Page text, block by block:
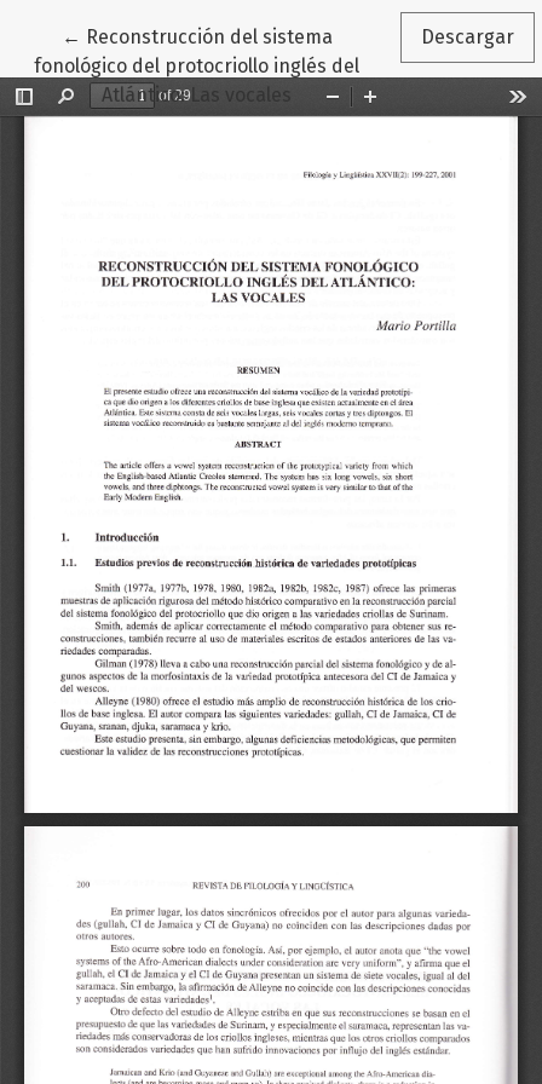
← Volver a los detalles del artículo
Reconstrucción del sistema
fonológico del protocriollo inglés del
Atlántico: Las vocales
Descargar